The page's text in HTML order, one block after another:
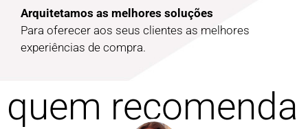
Arquitetamos as melhores soluções
Para oferecer aos seus clientes as melhores
experiências de compra.
quem recomenda